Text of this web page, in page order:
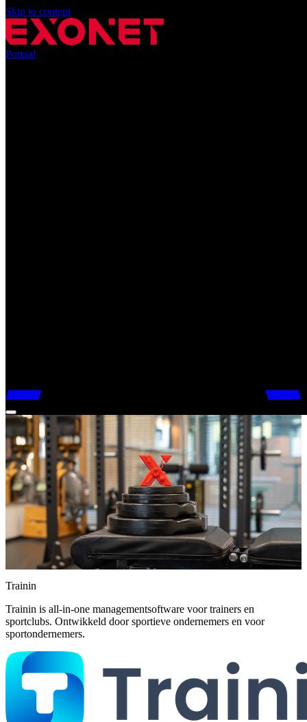
Skip to content
Portaal
Trainin
Trainin is all-in-one managementsoftware voor trainers en
sportclubs. Ontwikkeld door sportieve ondernemers en voor
sportondernemers.